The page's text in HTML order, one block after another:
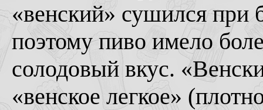
«венский» сушился при
поэтому пиво имело
солодовый вкус.
«венское легкое»